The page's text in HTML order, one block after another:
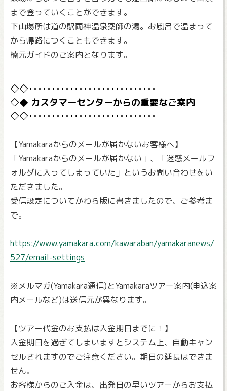
まで登っていくことができます。
下山場所は道の駅両神温泉薬師の湯。お風呂で温まって
から帰路につくこともできます。
楠元ガイドのご案内となります。
カスタマーセンターからの重要なご案内
【Yamakaraからのメールが届かないお客様へ】
「Yamakaraからのメールが届かない」、「迷惑メールフ
ォルダに入ってしまっていた」というお問い合わせをい
ただきました。
受信設定についてかわら版に書きましたので、ご参考ま
で。
https://www.yamakara.com/kawaraban/yamakaranews/
527/email-settings
※メルマガ(Yamakara通信)とYamakaraツアー案内(申込案
内メールなど)は送信元が異なります。
【ツアー代金のお支払は入金期日までに！】
入金期日を過ぎてしまいますとシステム上、自動キャン
セルされますのでご注意ください。期日の延長はできま
せん。
お客様からのご入金は、出発日の早いツアーからお支払